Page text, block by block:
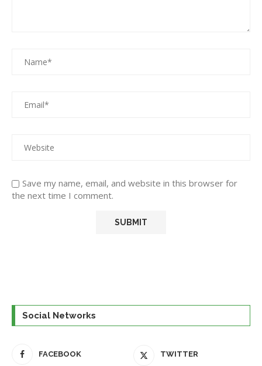
Save my name, email, and website in this browser for
the next time I comment.
Social Networks
FACEBOOK TWITTER